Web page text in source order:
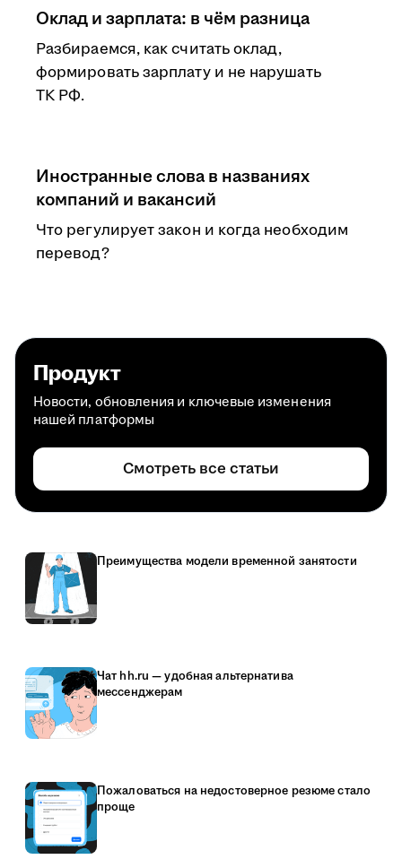
Оклад и зарплата: в чём разница
Разбираемся, как считать оклад,
формировать зарплату и не нарушать
ТК РФ.
Иностранные слова в названиях
компаний и вакансий
Что регулирует закон и когда необходим
перевод?
Продукт
Новости, обновления и ключевые изменения
нашей платформы
Смотреть все статьи
Преимущества модели временной занятости
Чат hh.ru — удобная альтернатива
мессенджерам
Пожаловаться на недостоверное резюме стало
проще